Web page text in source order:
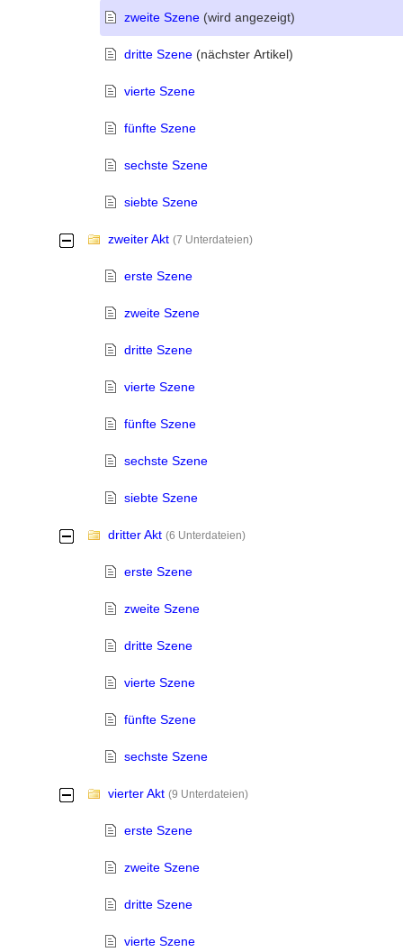
zweite Szene(wird angezeigt)
dritte Szene(nächster Artikel)
vierte Szene
fünfte Szene
sechste Szene
siebte Szene
- zweiter Akt (7 Unterdateien)
erste Szene
zweite Szene
dritte Szene
vierte Szene
fünfte Szene
sechste Szene
siebte Szene
- dritter Akt (6 Unterdateien)
erste Szene
zweite Szene
dritte Szene
vierte Szene
fünfte Szene
sechste Szene
- vierter Akt (9 Unterdateien)
erste Szene
zweite Szene
dritte Szene
vierte Szene